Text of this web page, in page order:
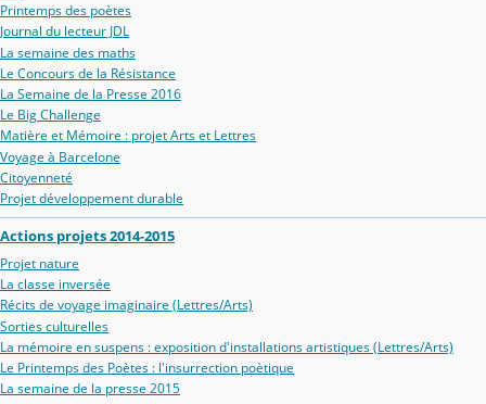
Printemps des poètes
Journal du lecteur JDL
La semaine des maths
Le Concours de la Résistance
La Semaine de la Presse 2016
Le Big Challenge
Matière et Mémoire : projet Arts et Lettres
Voyage à Barcelone
Citoyenneté
Projet développement durable
Actions projets 2014-2015
Projet nature
La classe inversée
Récits de voyage imaginaire (Lettres/Arts)
Sorties culturelles
La mémoire en suspens : exposition d'installations artistiques (Lettres/Arts)
Le Printemps des Poètes : l'insurrection poètique
La semaine de la presse 2015